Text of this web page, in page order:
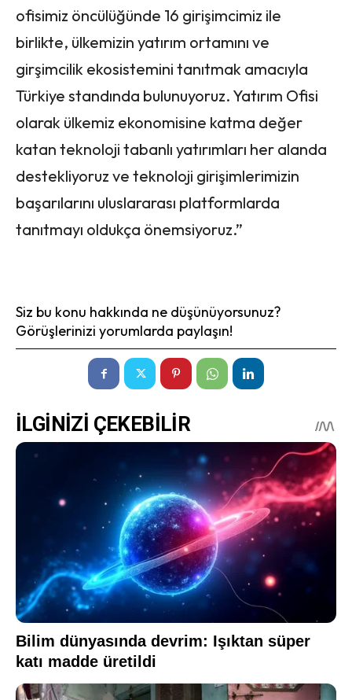
ofisimiz öncülüğünde 16 girişimcimiz ile
birlikte, ülkemizin yatırım ortamını ve
girşimcilik ekosistemini tanıtmak amacıyla
Türkiye standında bulunuyoruz. Yatırım Ofisi
olarak ülkemiz ekonomisine katma değer
katan teknoloji tabanlı yatırımları her alanda
destekliyoruz ve teknoloji girişimlerimizin
başarılarını uluslararası platformlarda
tanıtmayı oldukça önemsiyoruz.”
Siz bu konu hakkında ne düşünüyorsunuz?
Görüşlerinizi yorumlarda paylaşın!